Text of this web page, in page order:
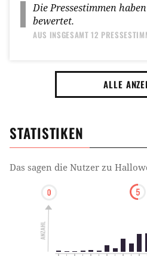
Die Pressestimmen
bewertet.
AUS INSGESAMT12
ALLE
STATISTIKEN
Das sagen die Nutzer zu